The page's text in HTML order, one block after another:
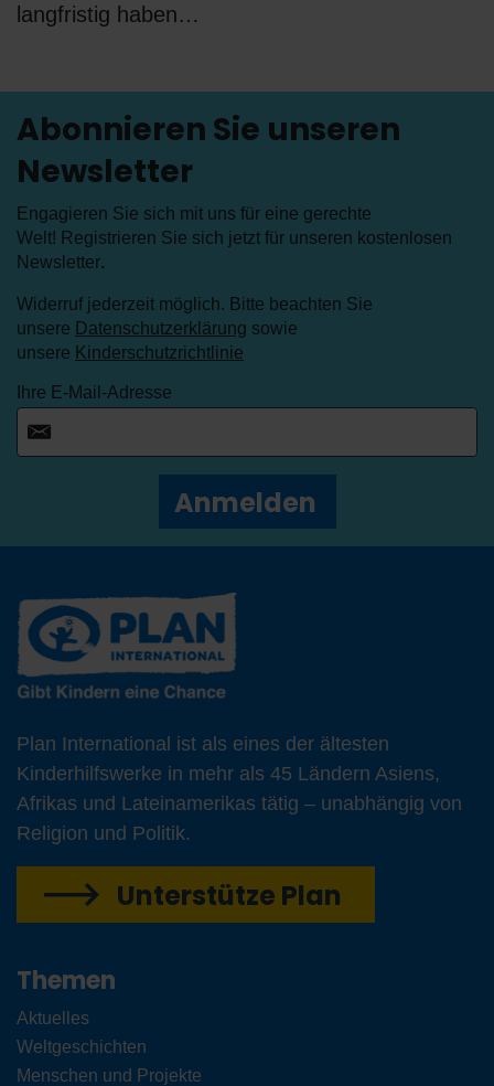
langfristig haben…
Abonnieren Sie unseren
Newsletter
Engagieren Sie sich mit uns für eine gerechte
Welt! Registrieren Sie sich jetzt für unseren kostenlosen
Newsletter.
Widerruf jederzeit möglich. Bitte beachten Sie
unsere Datenschutzerklärung sowie
unsere Kinderschutzrichtlinie
Ihre E-Mail-Adresse
Anmelden
Plan International ist als eines der ältesten
Kinderhilfswerke in mehr als 45 Ländern Asiens,
Afrikas und Lateinamerikas tätig – unabhängig von
Religion und Politik.
Unterstütze Plan
Themen
Aktuelles
Weltgeschichten
Menschen und Projekte